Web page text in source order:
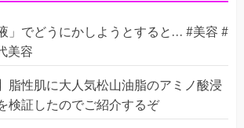
」でどうにかしようとすると… #美容 #
美容
脂性肌に大人気松山油脂のアミノ酸浸
検証したのでご紹介するぞ